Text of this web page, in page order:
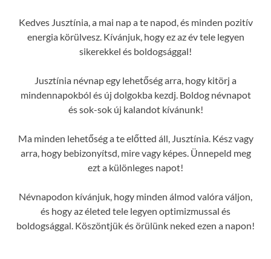
Kedves Jusztínia, a mai nap a te napod, és minden pozitív
energia körülvesz. Kívánjuk, hogy ez az év tele legyen
sikerekkel és boldogsággal!
Jusztínia névnap egy lehetőség arra, hogy kitörj a
mindennapokból és új dolgokba kezdj. Boldog névnapot
és sok-sok új kalandot kívánunk!
Ma minden lehetőség a te előtted áll, Jusztínia. Kész vagy
arra, hogy bebizonyítsd, mire vagy képes. Ünnepeld meg
ezt a különleges napot!
Névnapodon kívánjuk, hogy minden álmod valóra váljon,
és hogy az életed tele legyen optimizmussal és
boldogsággal. Köszöntjük és örülünk neked ezen a napon!